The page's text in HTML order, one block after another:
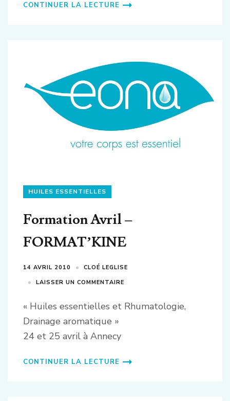
CONTINUER LA LECTURE
HUILES ESSENTIELLES
Formation Avril –
FORMAT’KINE
14 AVRIL 2010
CLOÉ LEGLISE
LAISSER UN COMMENTAIRE
« Huiles essentielles et Rhumatologie,
Drainage aromatique »
24 et 25 avril à Annecy
CONTINUER LA LECTURE